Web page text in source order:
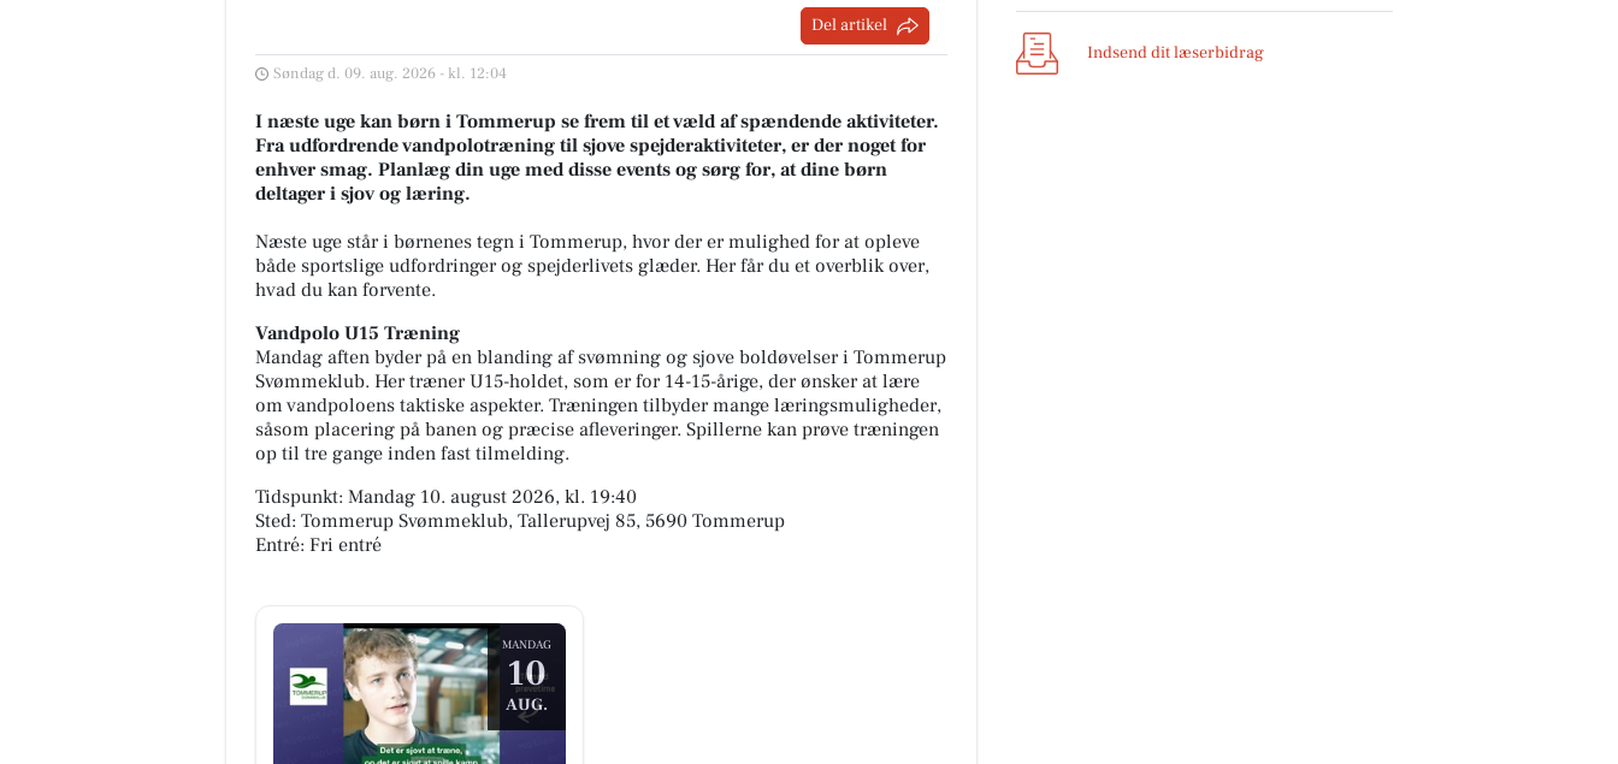
Del artikel
Søndag d. 09. aug. 2026 - kl. 12:04
I næste uge kan børn i Tommerup se frem til et væld af spændende aktiviteter.
Fra udfordrende vandpolotræning til sjove spejderaktiviteter, er der noget for
enhver smag. Planlæg din uge med disse events og sørg for, at dine børn
deltager i sjov og læring.
Næste uge står i børnenes tegn i Tommerup, hvor der er mulighed for at opleve
både sportslige udfordringer og spejderlivets glæder. Her får du et overblik over,
hvad du kan forvente.
Vandpolo U15 Træning
Mandag aften byder på en blanding af svømning og sjove boldøvelser i Tommerup
Svømmeklub. Her træner U15-holdet, som er for 14-15-årige, der ønsker at lære
om vandpoloens taktiske aspekter. Træningen tilbyder mange læringsmuligheder,
såsom placering på banen og præcise afleveringer. Spillerne kan prøve træningen
op til tre gange inden fast tilmelding.
Tidspunkt: Mandag 10. august 2026, kl. 19:40
Sted: Tommerup Svømmeklub, Tallerupvej 85, 5690 Tommerup
Entré: Fri entré
MANDAG
10
AUG.
Indsend dit læserbidrag